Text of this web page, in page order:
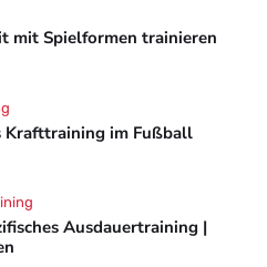
mit Spielformen trainieren
Krafttraining im Fußball
Ausdauertraining |